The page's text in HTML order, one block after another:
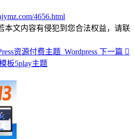
4656.html
本文内容有侵犯到您合法权益，请联
资源付费主题_Wordpress 下一篇
板5play主题